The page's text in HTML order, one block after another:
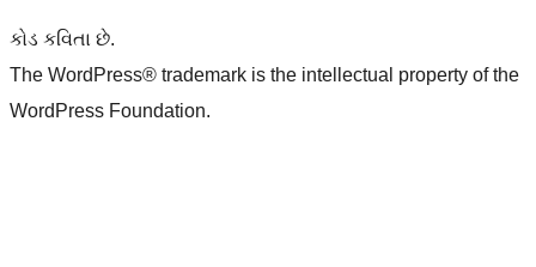
કોડ કવિતા છે.
The WordPress® trademark is the intellectual property of the
WordPress Foundation.